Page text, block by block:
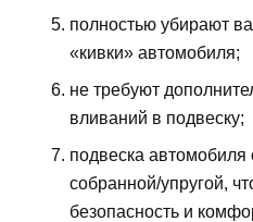
полностью убирают
«кивки» автомобиля;
не требуют
вливаний в подвеску;
подвеска автомобиля
собранной/упругой,
безопасность и